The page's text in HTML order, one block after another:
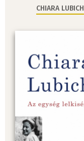
CHIARA LUBICH